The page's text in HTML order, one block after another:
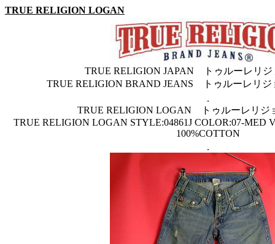
TRUE RELIGION LOGAN
TRUE RELIGION JAPAN トゥルーレリジ
TRUE RELIGION BRAND JEANS トゥルーレリジ
.
TRUE RELIGION LOGAN トゥルーレリ
TRUE RELIGION LOGAN STYLE:04861J COLOR:07-MED
100%COTTON
.